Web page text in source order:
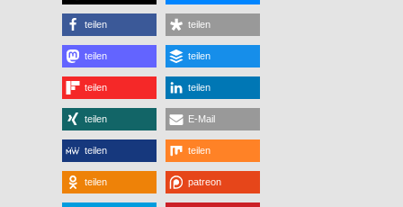
teilen teilen
teilen teilen
teilen teilen
teilen E-Mail
teilen teilen
teilen patreon